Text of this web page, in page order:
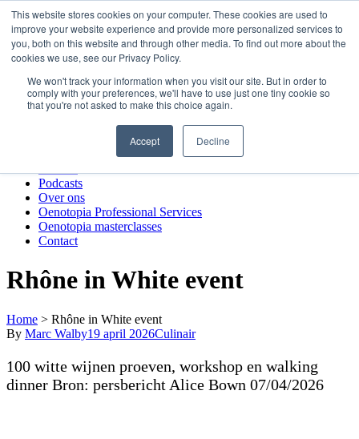
This website stores cookies on your computer. These cookies are used to
improve your website experience and provide more personalized services to
you, both on this website and through other media. To find out more about the
cookies we use, see our Privacy Policy.
We won't track your information when you visit our site. But in order to
comply with your preferences, we'll have to use just one tiny cookie so
that you're not asked to make this choice again.
Accept Decline
Skip
to
contentOenotopia
Nieuws
Over ons
Oenotopia Professional Services
Oenotopia masterclasses
Podcasts
Over ons
Oenotopia Professional Services
Oenotopia masterclasses
Contact
Rhône in White event
Home > Rhône in White event
By Marc Walby19 april 2026Culinair
100 witte wijnen proeven, workshop en walking
dinner Bron: persbericht Alice Bown 07/04/2026